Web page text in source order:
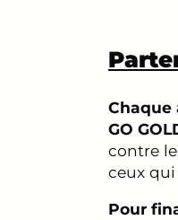
Chaque
GO
contre
ceux qui
Pour